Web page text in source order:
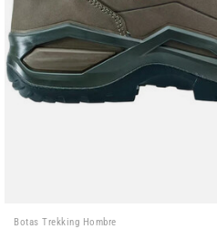
Botas Trekking Hombre